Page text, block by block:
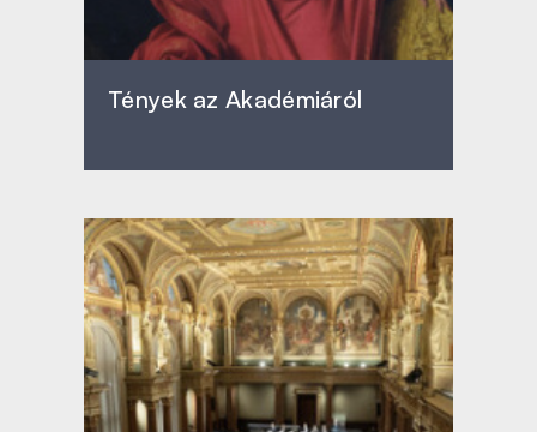
Tények az Akadémiáról